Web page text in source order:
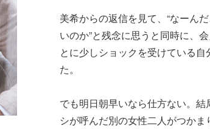
美希からの返信を見て、“なーん
いのか”と残念に思うと同時に、
とに少しショックを受けている自
た。
でも明日朝早いなら仕方ない。結
シが呼んだ別の女性二人がつかま